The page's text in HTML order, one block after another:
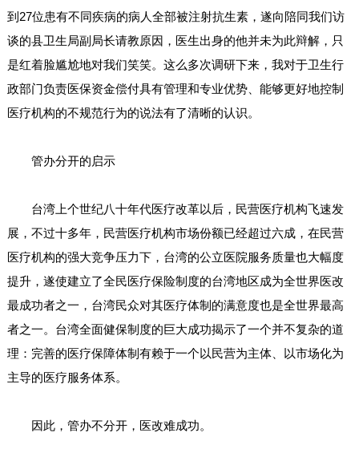
到27位患有不同疾病的病人全部被注射抗生素，遂向陪同我们访
谈的县卫生局副局长请教原因，医生出身的他并未为此辩解，只
是红着脸尴尬地对我们笑笑。这么多次调研下来，我对于卫生行
政部门负责医保资金偿付具有管理和专业优势、能够更好地控制
医疗机构的不规范行为的说法有了清晰的认识。
管办分开的启示
台湾上个世纪八十年代医疗改革以后，民营医疗机构飞速发
展，不过十多年，民营医疗机构市场份额已经超过六成，在民营
医疗机构的强大竞争压力下，台湾的公立医院服务质量也大幅度
提升，遂使建立了全民医疗保险制度的台湾地区成为全世界医改
最成功者之一，台湾民众对其医疗体制的满意度也是全世界最高
者之一。台湾全面健保制度的巨大成功揭示了一个并不复杂的道
理：完善的医疗保障体制有赖于一个以民营为主体、以市场化为
主导的医疗服务体系。
因此，管办不分开，医改难成功。